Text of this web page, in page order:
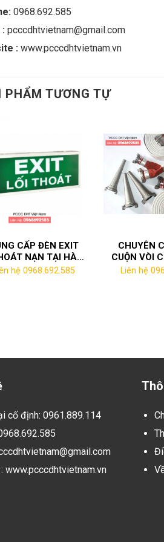
0968.692.585
pcccdhtvietnam@gmail.com
: www.pcccdhtvietnam.vn
PHẨM TƯƠNG TỰ
CẤP ĐÈN EXIT
NẠN TẠI HÀ
NAM
hệ 0968.692.585
CHUYÊN
CUỘN VÒI
TẠI KCN
Liên hệ
cố định: 0961.889.114
www.pcccdhtvietnam.vn